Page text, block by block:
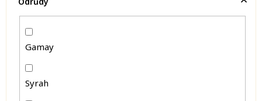
Gamay
Syrah